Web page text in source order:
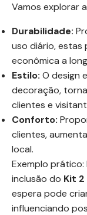
Vamos explorar
Durabilidade:
uso diário, estas
econômica a
Estilo: O design
decoração,
clientes e
Conforto:
clientes,
local.
Exemplo
inclusão do Kit 2
espera pode
influenciando